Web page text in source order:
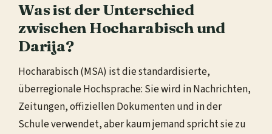
Was ist der Unterschied
zwischen Hocharabisch und
Darija?
Hocharabisch (MSA) ist die standardisierte,
überregionale Hochsprache: Sie wird in Nachrichten,
Zeitungen, offiziellen Dokumenten und in der
Schule verwendet, aber kaum jemand spricht sie zu